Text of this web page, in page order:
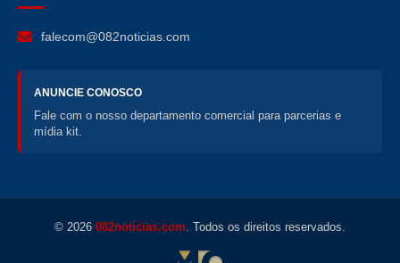
falecom@082noticias.com
ANUNCIE CONOSCO
Fale com o nosso departamento comercial para parcerias e
mídia kit.
© 2026 082noticias.com . Todos os direitos reservados.